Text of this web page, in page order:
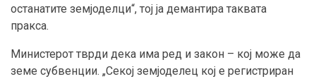
останатите земјоделци“, тој ја демантира таквата
пракса.
Министерот тврди дека има ред и закон – кој може да
земе субвенции. „Секој земјоделец кој е регистриран